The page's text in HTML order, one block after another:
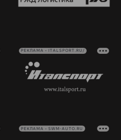
РЕКЛАМА • ITALSPORT.RU/
РЕКЛАМА • SWM-AUTO.RU